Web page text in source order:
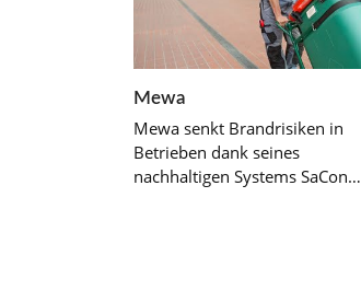
Mewa
Mewa senkt Brandrisiken in
Betrieben dank seines
nachhaltigen Systems SaCon…